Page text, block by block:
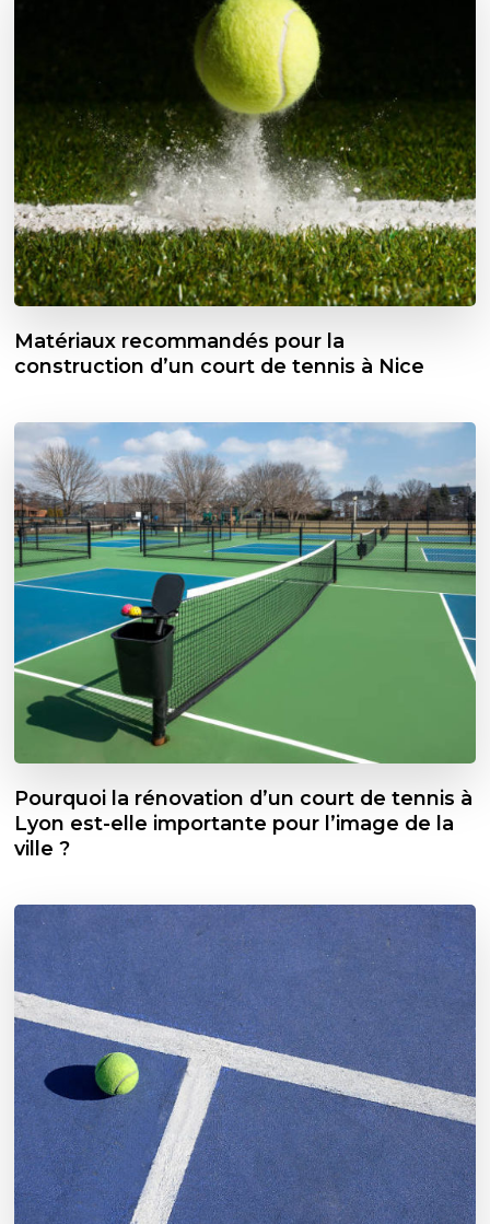
Matériaux recommandés pour la
construction d’un court de tennis à Nice
Pourquoi la rénovation d’un court de tennis à
Lyon est-elle importante pour l’image de la
ville ?